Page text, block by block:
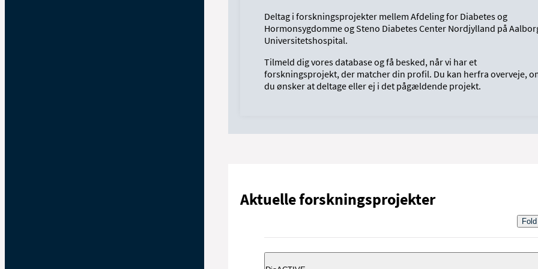
Deltag i forskningsprojekter mellem Afdeling for Diabetes og
Hormonsygdomme og Steno Diabetes Center Nordjylland på
Universitetshospital.
Tilmeld dig vores database og få besked, når vi har et
forskningsprojekt, der matcher din profil. Du kan herfra overveje,
du ønsker at deltage eller ej i det pågældende projekt.
Aktuelle forskningsprojekter